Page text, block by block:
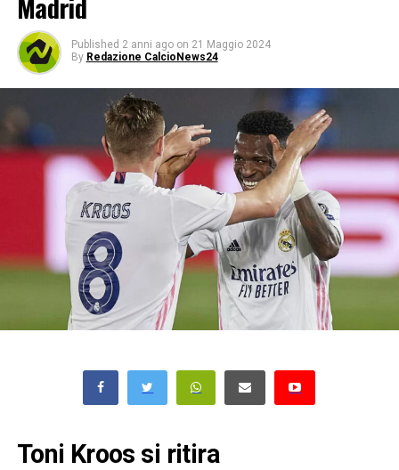
Published 2 anni ago on 21 Maggio 2024
By Redazione CalcioNews24
Toni Kroos si ritira